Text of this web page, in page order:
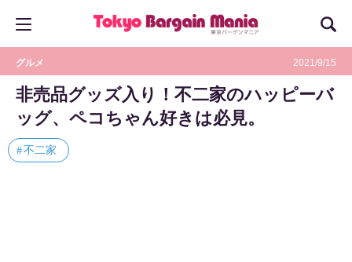
グルメ 2021/9/15
非売品グッズ入り！不二家のハッピーバ
ッグ、ペコちゃん好きは必見。
不二家